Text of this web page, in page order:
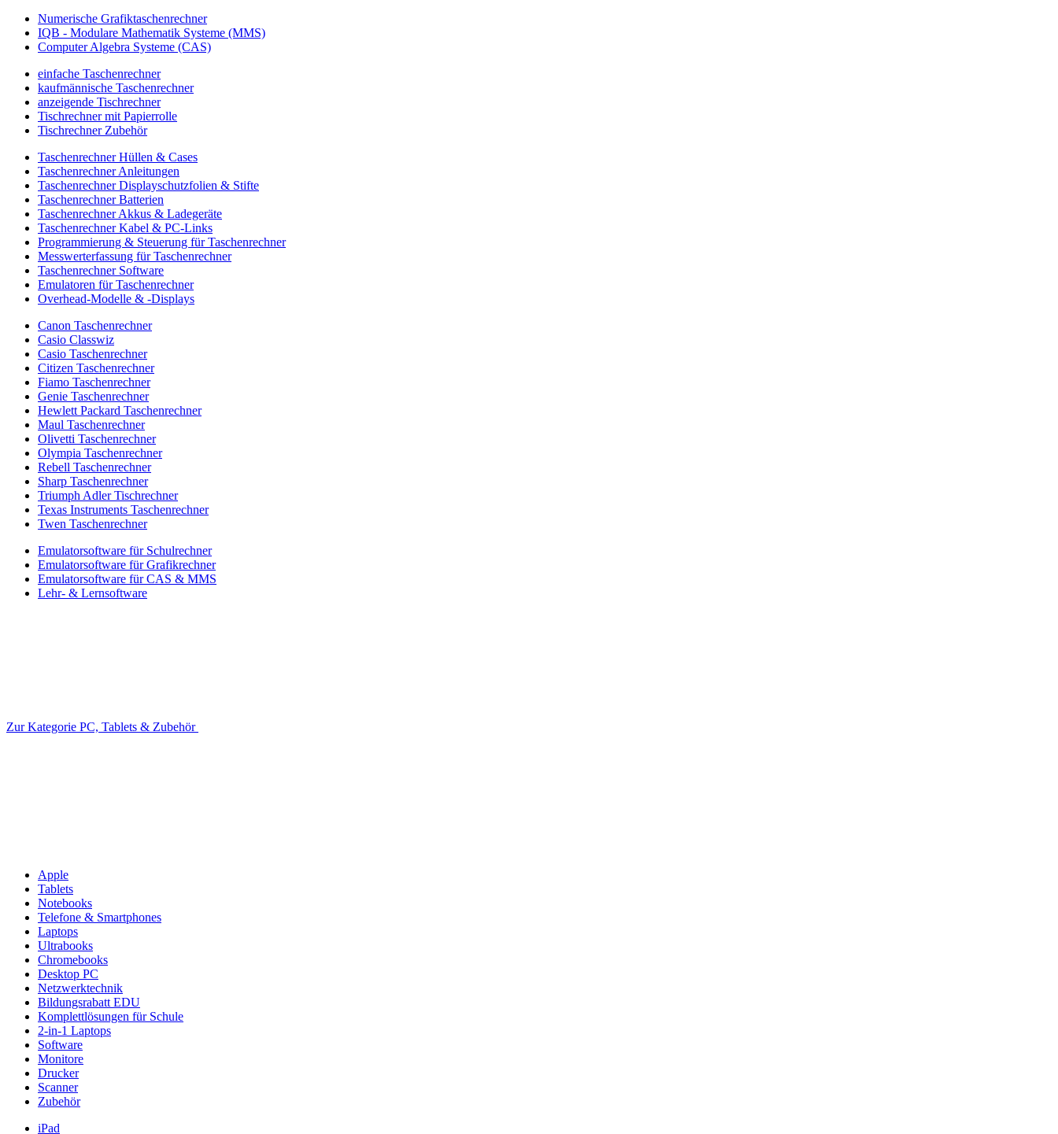
Numerische Grafiktaschenrechner
IQB - Modulare Mathematik Systeme (MMS)
Computer Algebra Systeme (CAS)
einfache Taschenrechner
kaufmännische Taschenrechner
anzeigende Tischrechner
Tischrechner mit Papierrolle
Tischrechner Zubehör
Taschenrechner Hüllen & Cases
Taschenrechner Anleitungen
Taschenrechner Displayschutzfolien & Stifte
Taschenrechner Batterien
Taschenrechner Akkus & Ladegeräte
Taschenrechner Kabel & PC-Links
Programmierung & Steuerung für Taschenrechner
Messwerterfassung für Taschenrechner
Taschenrechner Software
Emulatoren für Taschenrechner
Overhead-Modelle & -Displays
Canon Taschenrechner
Casio Classwiz
Casio Taschenrechner
Citizen Taschenrechner
Fiamo Taschenrechner
Genie Taschenrechner
Hewlett Packard Taschenrechner
Maul Taschenrechner
Olivetti Taschenrechner
Olympia Taschenrechner
Rebell Taschenrechner
Sharp Taschenrechner
Triumph Adler Tischrechner
Texas Instruments Taschenrechner
Twen Taschenrechner
Emulatorsoftware für Schulrechner
Emulatorsoftware für Grafikrechner
Emulatorsoftware für CAS & MMS
Lehr- & Lernsoftware
Zur Kategorie PC, Tablets & Zubehör
Apple
Tablets
Notebooks
Telefone & Smartphones
Laptops
Ultrabooks
Chromebooks
Desktop PC
Netzwerktechnik
Bildungsrabatt EDU
Komplettlösungen für Schule
2-in-1 Laptops
Software
Monitore
Drucker
Scanner
Zubehör
iPad